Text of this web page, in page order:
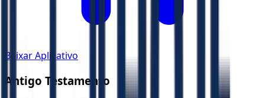
Baixar Aplicativo
Antigo Testamento